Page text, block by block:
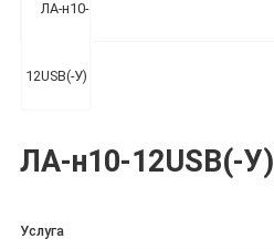
ЛА-н10-12USB(-У)
Услуга